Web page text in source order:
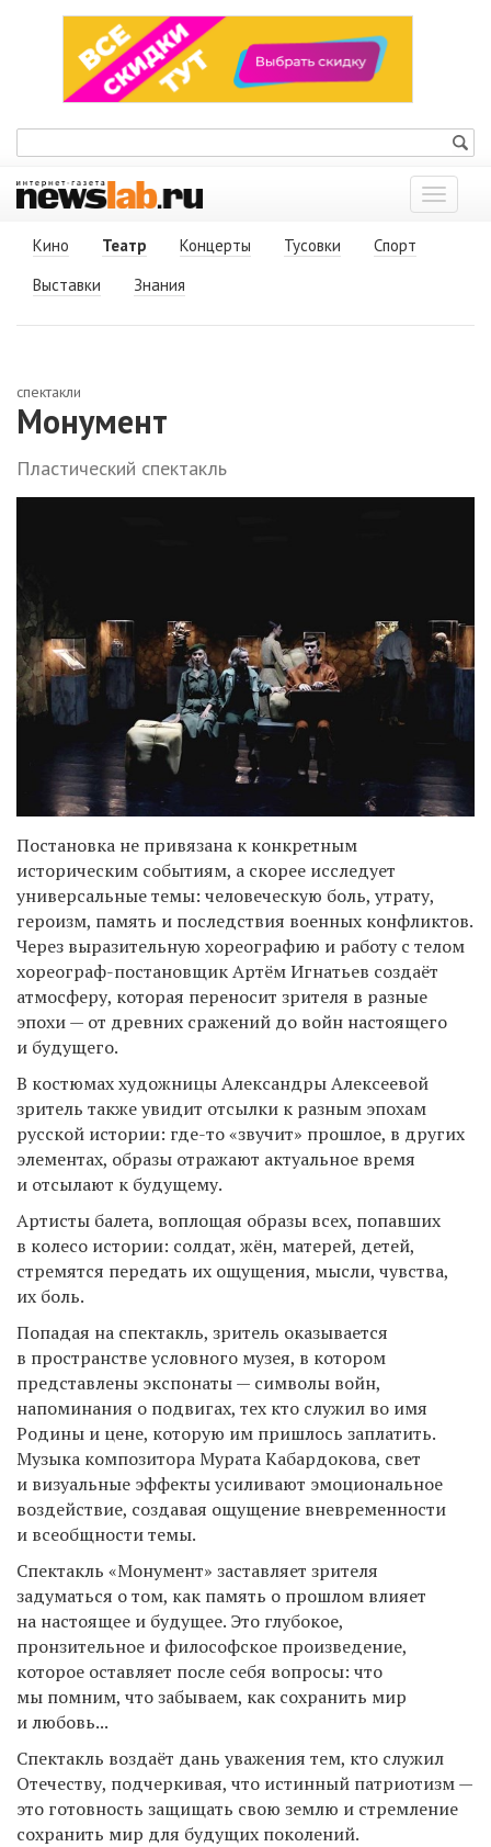
Показать
меню
Кино
Театр Концерты Тусовки
Спорт
Выставки
Знания
спектакли
Монумент
Пластический спектакль
Постановка не привязана к конкретным
историческим событиям, а скорее исследует
универсальные темы: человеческую боль, утрату,
героизм, память и последствия военных конфликтов.
Через выразительную хореографию и работу с телом
хореограф-постановщик Артём Игнатьев создаёт
атмосферу, которая переносит зрителя в разные
эпохи — от древних сражений до войн настоящего
и будущего.
В костюмах художницы Александры Алексеевой
зритель также увидит отсылки к разным эпохам
русской истории: где-то «звучит» прошлое, в других
элементах, образы отражают актуальное время
и отсылают к будущему.
Артисты балета, воплощая образы всех, попавших
в колесо истории: солдат, жён, матерей, детей,
стремятся передать их ощущения, мысли, чувства,
их боль.
Попадая на спектакль, зритель оказывается
в пространстве условного музея, в котором
представлены экспонаты — символы войн,
напоминания о подвигах, тех кто служил во имя
Родины и цене, которую им пришлось заплатить.
Музыка композитора Мурата Кабардокова, свет
и визуальные эффекты усиливают эмоциональное
воздействие, создавая ощущение вневременности
и всеобщности темы.
Спектакль «Монумент» заставляет зрителя
задуматься о том, как память о прошлом влияет
на настоящее и будущее. Это глубокое,
пронзительное и философское произведение,
которое оставляет после себя вопросы: что
мы помним, что забываем, как сохранить мир
и любовь...
Спектакль воздаёт дань уважения тем, кто служил
Отечеству, подчеркивая, что истинный патриотизм —
это готовность защищать свою землю и стремление
сохранить мир для будущих поколений.